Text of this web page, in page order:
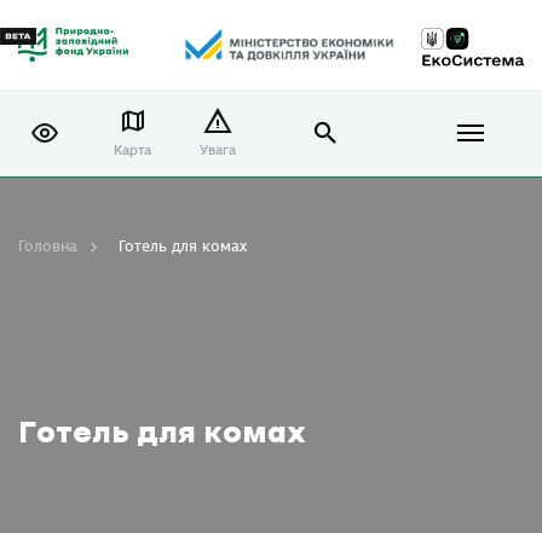
Карта Увага
Готель для комах
Головна Готель для комах